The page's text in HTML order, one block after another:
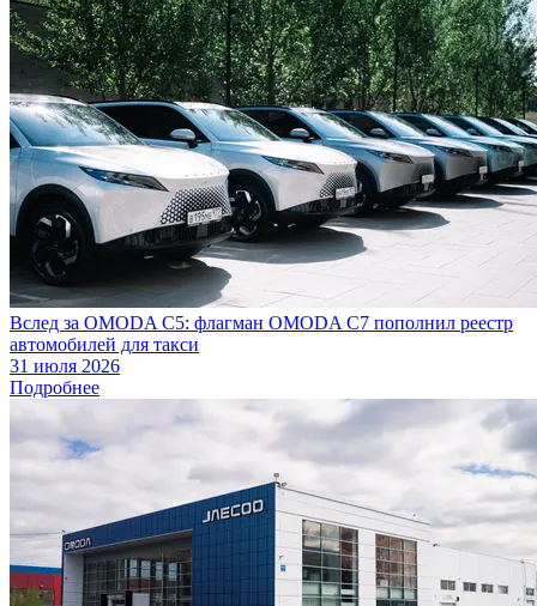
Вслед за OMODA C5: флагман OMODA C7 пополнил реестр
автомобилей для такси
31 июля 2026
Подробнее